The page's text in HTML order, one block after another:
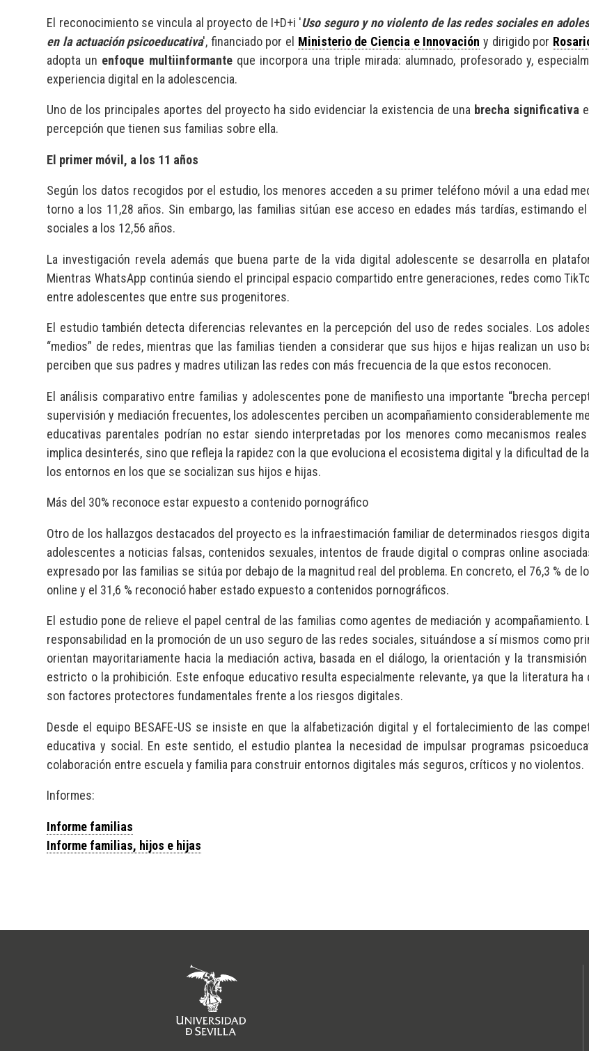
El reconocimiento se vincula al proyecto de I+D+i 'Uso seguro y no violento de las redes sociales en
en la actuación psicoeducativa', financiado por el Ministerio de Ciencia e Innovación y dirigido por
adopta un enfoque multiinformanteque incorpora una triple mirada: alumnado, profesorado y,
experiencia digital en la adolescencia.
Uno de los principales aportes del proyecto ha sido evidenciar la existencia de una brecha significativa
percepción que tienen sus familias sobre ella.
El primer móvil, a los 11 años
Según los datos recogidos por el estudio, los menores acceden a su primer teléfono móvil a una edad
torno a los 11,28 años. Sin embargo, las familias sitúan ese acceso en edades más tardías, estimando
sociales a los 12,56 años.
La investigación revela además que buena parte de la vida digital adolescente se desarrolla en
Mientras WhatsApp continúa siendo el principal espacio compartido entre generaciones, redes como
entre adolescentes que entre sus progenitores.
El estudio también detecta diferencias relevantes en la percepción del uso de redes sociales. Los
“medios” de redes, mientras que las familias tienden a considerar que sus hijos e hijas realizan un uso
perciben que sus padres y madres utilizan las redes con más frecuencia de la que estos reconocen.
El análisis comparativo entre familias y adolescentes pone de manifiesto una importante “brecha
supervisión y mediación frecuentes, los adolescentes perciben un acompañamiento considerablemente
educativas parentales podrían no estar siendo interpretadas por los menores como mecanismos
implica desinterés, sino que refleja la rapidez con la que evoluciona el ecosistema digital y la dificultad de
los entornos en los que se socializan sus hijos e hijas.
Más del 30% reconoce estar expuesto a contenido pornográfico
Otro de los hallazgos destacados del proyecto es la infraestimación familiar de determinados riesgos
adolescentes a noticias falsas, contenidos sexuales, intentos de fraude digital o compras online
expresado por las familias se sitúa por debajo de la magnitud real del problema. En concreto, el 76,3 %
online y el 31,6 % reconoció haber estado expuesto a contenidos pornográficos.
El estudio pone de relieve el papel central de las familias como agentes de mediación y
responsabilidad en la promoción de un uso seguro de las redes sociales, situándose a sí mismos como
orientan mayoritariamente hacia la mediación activa, basada en el diálogo, la orientación y la
estricto o la prohibición. Este enfoque educativo resulta especialmente relevante, ya que la literatura
son factores protectores fundamentales frente a los riesgos digitales.
Desde el equipo BESAFE-US se insiste en que la alfabetización digital y el fortalecimiento de las
educativa y social. En este sentido, el estudio plantea la necesidad de impulsar programas
colaboración entre escuela y familia para construir entornos digitales más seguros, críticos y no violentos.
Informes:
Informe familias
Informe familias, hijos e hijas